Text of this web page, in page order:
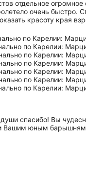
отдельное
очень быстро.
красоту края
спасибо! Вы
Вашим юным